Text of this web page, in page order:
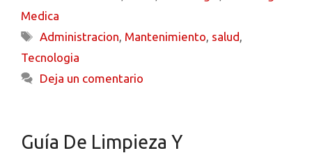
Medica
Administracion, Mantenimiento, salud,
Tecnologia
Deja un comentario
Guía De Limpieza Y